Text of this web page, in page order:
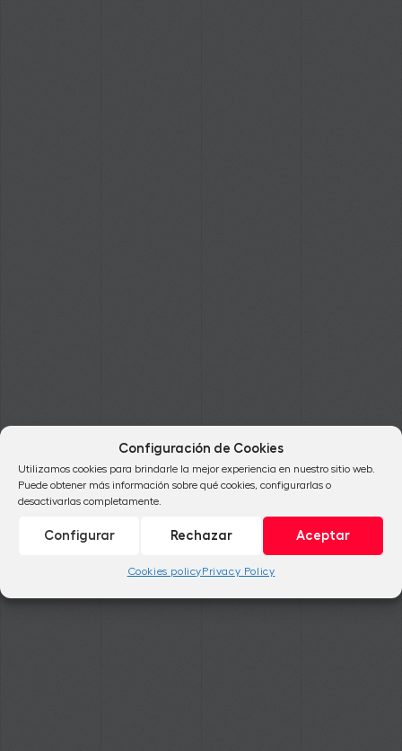
Configuración de Cookies
Utilizamos cookies para brindarle la mejor experiencia en nuestro sitio web.
Puede obtener más información sobre qué cookies, configurarlas o
desactivarlas completamente.
Aceptar
Rechazar
Configurar
Cookies policyPrivacy Policy